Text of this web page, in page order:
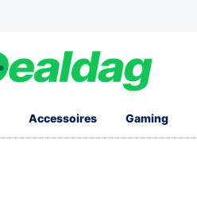
Accessoires Gaming